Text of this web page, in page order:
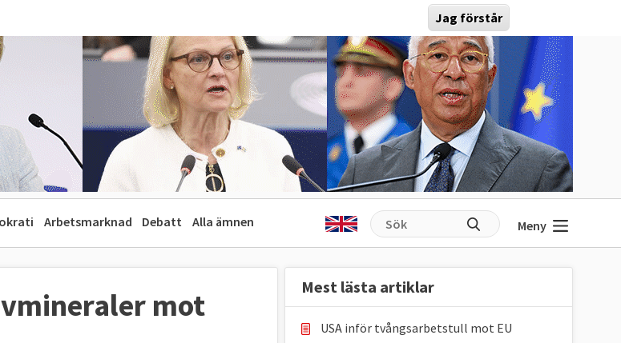
Jag förstår
Arbetsmarknad Debatt Alla ämnen Meny
mot
Mest lästa artiklar
USA inför tvångsarbetstull mot EU